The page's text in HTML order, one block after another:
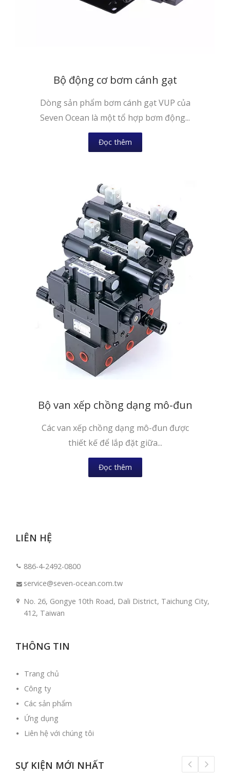
Bộ động cơ bơm cánh gạt
Dòng sản phẩm bơm cánh gạt VUP của
Seven Ocean là một tổ hợp bơm động...
Đọc thêm
Bộ van xếp chồng dạng mô-đun
Các van xếp chồng dạng mô-đun được
thiết kế để lắp đặt giữa...
Đọc thêm
LIÊN HỆ
886-4-2492-0800
service@seven-ocean.com.tw
No. 26, Gongye 10th Road, Dali District, Taichung City,
412, Taiwan
THÔNG TIN
Trang chủ
Công ty
Các sản phẩm
Ứng dụng
Liên hệ với chúng tôi
SỰ KIỆN MỚI NHẤT